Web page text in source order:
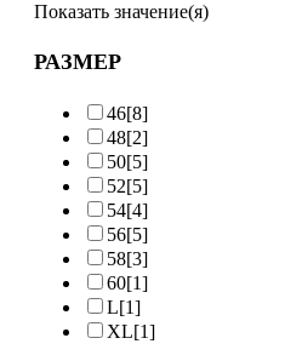
Показать значение(я)
РАЗМЕР
46[8]
48[2]
50[5]
52[5]
54[4]
56[5]
58[3]
60[1]
L[1]
XL[1]